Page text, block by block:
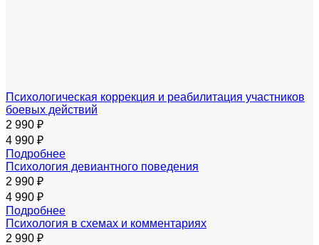
Психологическая коррекция и реабилитация участников
боевых действий
2 990 ₽
4 990 ₽
Подробнее
Психология девиантного поведения
2 990 ₽
4 990 ₽
Подробнее
Психология в схемах и комментариях
2 990 ₽